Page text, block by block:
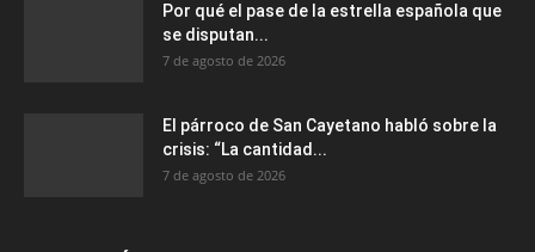
Por qué el pase de la estrella española que
se disputan...
7 de agosto de 2026
El párroco de San Cayetano habló sobre la
crisis: “La cantidad...
7 de agosto de 2026